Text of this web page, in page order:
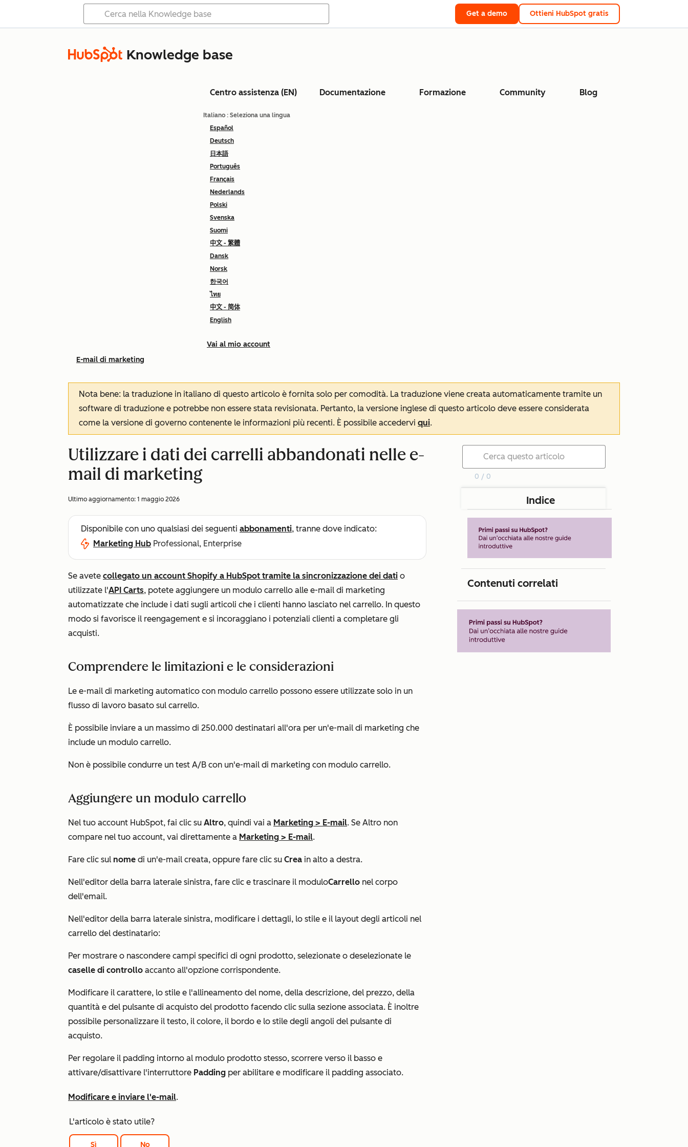
Get a demo Ottieni HubSpot gratis
Knowledge base
Centro assistenza (EN) Documentazione Formazione Community Blog
Italiano : Seleziona una lingua
Español
Deutsch
日本語
Português
Français
Nederlands
Polski
Svenska
Suomi
中文 - 繁體
Dansk
Norsk
한국어
ไทย
中文 - 简体
English
Vai al mio account
E-mail di marketing
Nota bene: la traduzione in italiano di questo articolo è fornita solo per comodità. La traduzione viene creata automaticamente tramite un
software di traduzione e potrebbe non essere stata revisionata. Pertanto, la versione inglese di questo articolo deve essere considerata
come la versione di governo contenente le informazioni più recenti. È possibile accedervi qui.
Utilizzare i dati dei carrelli abbandonati nelle e-
mail di marketing
Ultimo aggiornamento: 1 maggio 2026
Disponibile con uno qualsiasi dei seguenti abbonamenti, tranne dove indicato:
Marketing Hub Professional, Enterprise
Se avete collegato un account Shopify a HubSpot tramite la sincronizzazione dei dati o
utilizzate l'API Carts, potete aggiungere un modulo carrello alle e-mail di marketing
automatizzate che include i dati sugli articoli che i clienti hanno lasciato nel carrello. In questo
modo si favorisce il reengagement e si incoraggiano i potenziali clienti a completare gli
acquisti.
Comprendere le limitazioni e le considerazioni
Le e-mail di marketing automatico con modulo carrello possono essere utilizzate solo in un
flusso di lavoro basato sul carrello.
È possibile inviare a un massimo di 250.000 destinatari all'ora per un'e-mail di marketing che
include un modulo carrello.
Non è possibile condurre un test A/B con un'e-mail di marketing con modulo carrello.
Aggiungere un modulo carrello
Nel tuo account HubSpot, fai clic su Altro, quindi vai a Marketing > E-mail. Se Altro non
compare nel tuo account, vai direttamente a Marketing > E-mail.
Fare clic sul nome di un'e-mail creata, oppure fare clic su Crea in alto a destra.
Nell'editor della barra laterale sinistra, fare clic e trascinare il moduloCarrello nel corpo
dell'email.
Nell'editor della barra laterale sinistra, modificare i dettagli, lo stile e il layout degli articoli nel
carrello del destinatario:
Per mostrare o nascondere campi specifici di ogni prodotto, selezionate o deselezionate le
caselle di controllo accanto all'opzione corrispondente.
Modificare il carattere, lo stile e l'allineamento del nome, della descrizione, del prezzo, della
quantità e del pulsante di acquisto del prodotto facendo clic sulla sezione associata. È inoltre
possibile personalizzare il testo, il colore, il bordo e lo stile degli angoli del pulsante di
acquisto.
Per regolare il padding intorno al modulo prodotto stesso, scorrere verso il basso e
attivare/disattivare l'interruttore Padding per abilitare e modificare il padding associato.
Modificare e inviare l'e-mail.
L'articolo è stato utile?
Sì No
0 / 0
Indice
Contenuti correlati